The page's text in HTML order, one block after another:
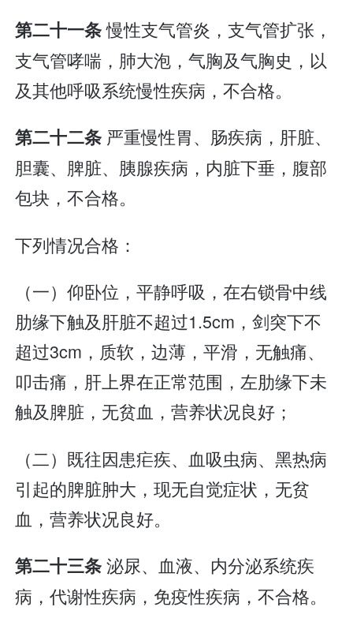
第二十一条慢性支气管炎，支气管扩张，
支气管哮喘，肺大泡，气胸及气胸史，以
及其他呼吸系统慢性疾病，不合格。
第二十二条 严重慢性胃、肠疾病，肝脏、
胆囊、脾脏、胰腺疾病，内脏下垂，腹部
包块，不合格。
下列情况合格：
（一）仰卧位，平静呼吸，在右锁骨中线
肋缘下触及肝脏不超过1.5cm，剑突下不
超过3cm，质软，边薄，平滑，无触痛、
叩击痛，肝上界在正常范围，左肋缘下未
触及脾脏，无贫血，营养状况良好；
（二）既往因患疟疾、血吸虫病、黑热病
引起的脾脏肿大，现无自觉症状，无贫
血，营养状况良好。
第二十三条泌尿、血液、内分泌系统疾
病，代谢性疾病，免疫性疾病，不合格。